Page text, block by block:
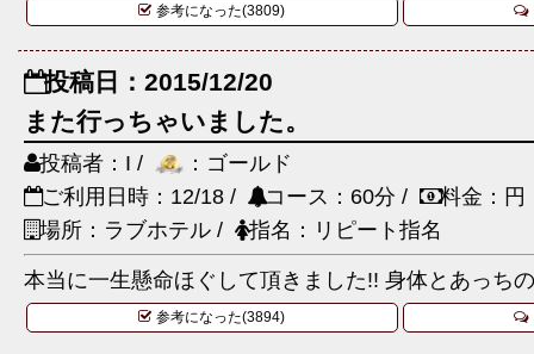
参考になった(3809)
投稿日：2015/12/20
また行っちゃいました。
投稿者：I /
：ゴールド
ご利用日時：12/18 /
コース：60分 /
料金：円
場所：ラブホテル /
指名：リピート指名
本当に一生懸命ほぐして頂きました!! 身体とあっち
参考になった(3894)